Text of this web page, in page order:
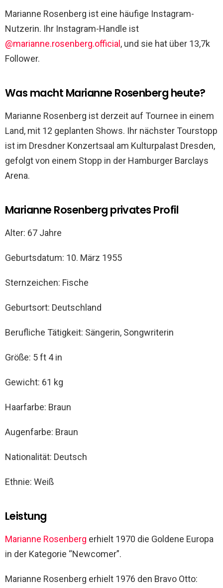
Marianne Rosenberg ist eine häufige Instagram-
Nutzerin. Ihr Instagram-Handle ist
@marianne.rosenberg.official, und sie hat über 13,7k
Follower.
Was macht Marianne Rosenberg heute?
Marianne Rosenberg ist derzeit auf Tournee in einem
Land, mit 12 geplanten Shows. Ihr nächster Tourstopp
ist im Dresdner Konzertsaal am Kulturpalast Dresden,
gefolgt von einem Stopp in der Hamburger Barclays
Arena.
Marianne Rosenberg privates Profil
Alter: 67 Jahre
Geburtsdatum: 10. März 1955
Sternzeichen: Fische
Geburtsort: Deutschland
Berufliche Tätigkeit: Sängerin, Songwriterin
Größe: 5 ft 4 in
Gewicht: 61 kg
Haarfarbe: Braun
Augenfarbe: Braun
Nationalität: Deutsch
Ethnie: Weiß
Leistung
Marianne Rosenberg erhielt 1970 die Goldene Europa
in der Kategorie “Newcomer”.
Marianne Rosenberg erhielt 1976 den Bravo Otto: